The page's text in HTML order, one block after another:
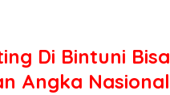
Di Bintuni Bisa
Angka Nasional